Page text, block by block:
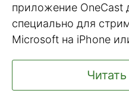
приложение OneCast
специально для
Microsoft на iPhone